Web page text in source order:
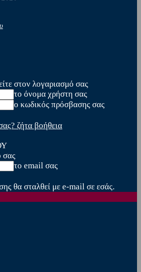
στον λογαριασμό σας
το όνομα χρήστη σας
ο κωδικός πρόσβασης σας
ζήτα βοήθεια
σας
το email σας
θα σταλθεί με e-mail σε εσάς.